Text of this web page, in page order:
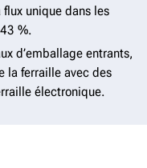
flux unique dans les
%.
d’emballage entrants,
la ferraille avec des
électronique.